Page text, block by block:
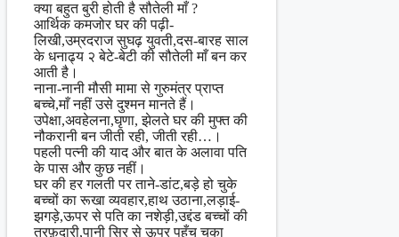
क्या बहुत बुरी होती है सौतेली माँ ?
आर्थिक कमजोर घर की पढ़ी-
लिखी,उम्रदराज सुघढ़ युवती,दस-बारह साल
के धनाढ्य २ बेटे-बेटी की सौतेली माँ बन कर
आती है।
नाना-नानी मौसी मामा से गुरुमंत्र प्राप्त
बच्चे,माँ नहीं उसे दुश्मन मानते हैं।
उपेक्षा,अवहेलना,घृणा, झेलते घर की मुफ्त की
नौकरानी बन जीती रही, जीती रही…।
पहली पत्नी की याद और बात के अलावा पति
के पास और कुछ नहीं।
घर की हर गलती पर ताने-डांट,बड़े हो चुके
बच्चों का रूखा व्यवहार,हाथ उठाना,लड़ाई-
झगड़े,ऊपर से पति का नशेड़ी,उद्दंड बच्चों की
तरफ़दारी,पानी सिर से ऊपर पहुँच चुका